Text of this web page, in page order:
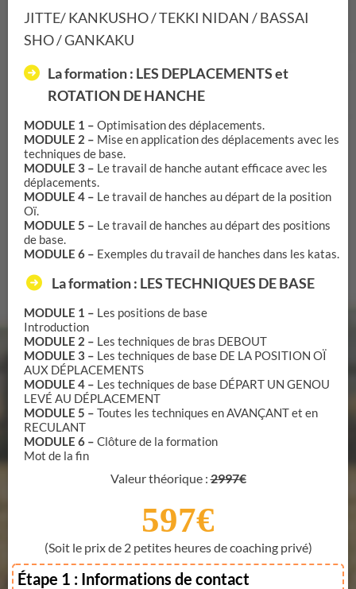
Étape 1 : Informations de contact
JITTE/ KANKUSHO / TEKKI NIDAN / BASSAI
SHO / GANKAKU
La formation : LES DEPLACEMENTS et
ROTATION DE HANCHE
MODULE 1 – Optimisation des déplacements.
MODULE 2 – Mise en application des déplacements avec les
techniques de base.
MODULE 3 – Le travail de hanche autant efficace avec les
déplacements.
MODULE 4 – Le travail de hanches au départ de la position
Oï.
MODULE 5 – Le travail de hanches au départ des positions
de base.
MODULE 6 – Exemples du travail de hanches dans les katas.
La formation : LES TECHNIQUES DE BASE
MODULE 1 – Les positions de base
Introduction
MODULE 2 – Les techniques de bras DEBOUT
MODULE 3 – Les techniques de base DE LA POSITION OÏ
AUX DÉPLACEMENTS
MODULE 4 – Les techniques de base DÉPART UN GENOU
LEVÉ AU DÉPLACEMENT
MODULE 5 – Toutes les techniques en AVANÇANT et en
RECULANT
MODULE 6 – Clôture de la formation
Mot de la fin
Valeur théorique :2997€
597€
(Soit le prix de 2 petites heures de coaching privé)